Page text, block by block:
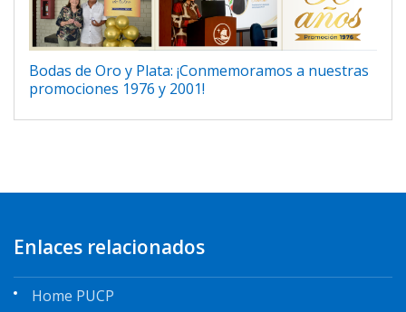
Bodas de Oro y Plata: ¡Conmemoramos a nuestras
promociones 1976 y 2001!
Enlaces relacionados
Home PUCP